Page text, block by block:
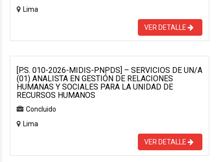
Lima
VER DETALLE
[P.S. 010-2026-MIDIS-PNPDS] – SERVICIOS DE UN/A
(01) ANALISTA EN GESTIÓN DE RELACIONES
HUMANAS Y SOCIALES PARA LA UNIDAD DE
RECURSOS HUMANOS
Concluido
Lima
VER DETALLE